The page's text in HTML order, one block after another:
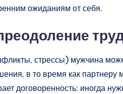
ожиданиям от себя.
стрессы) мужчина
в то время как
договоренность: иногда